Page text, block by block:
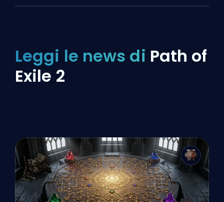
Leggi le news di Path of
Exile 2